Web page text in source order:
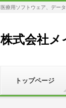
医療用ソフトウェア、デー
株式会社メ
トップページ